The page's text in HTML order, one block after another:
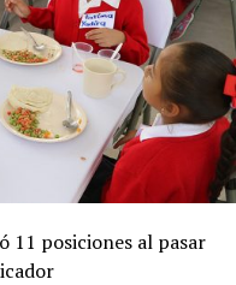
11 posiciones al pasar